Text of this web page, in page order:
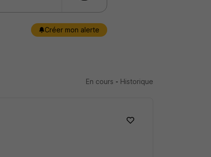
Créer mon alerte
En cours - Historique